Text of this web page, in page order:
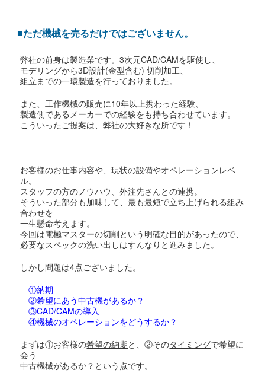
■ただ機械を売るだけではございません。
弊社の前身は製造業です。3次元CAD/CAMを駆使し、
モデリングから3D設計(金型含む) 切削加工、
組立までの一環製造を行っておりました。
また、工作機械の販売に10年以上携わった経験、
製造側であるメーカーでの経験をも持ち合わせています。
こういったご提案は、弊社の大好きな所です！
お客様のお仕事内容や、現状の設備やオペレーションレベ
ル。
スタッフの方のノウハウ、外注先さんとの連携。
そういった部分も加味して、最も最短で立ち上げられる組み
合わせを
一生懸命考えます。
今回は電極マスターの切削という明確な目的があったので、
必要なスペックの洗い出しはすんなりと進みました。
しかし問題は4点ございました。
①納期
②希望にあう中古機があるか？
③CAD/CAMの導入
④機械のオペレーションをどうするか？
まずは①お客様の希望の納期と、②そのタイミングで希望に
会う
中古機械があるか？という点です。